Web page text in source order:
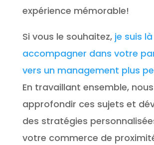
expérience mémorable!
Si vous le souhaitez, je suis
accompagner dans votre
vers un management plus
En travaillant ensemble,
approfondir ces sujets et
des stratégies
votre commerce de